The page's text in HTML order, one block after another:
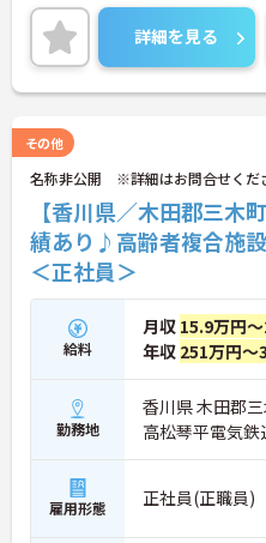
詳細を見る
その他
名称非公開 ※詳細はお問合せくだ
【香川県／木田郡三木
績あり♪高齢者複合施
＜正社員＞
給料
月収 15.9万円
年収 251万円～
勤務地
香川県 木田郡
高松琴平電気鉄
雇用形態 正社員(正職員)